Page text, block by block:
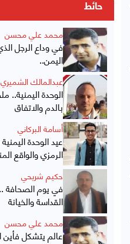
حائط
محمد علي محسن
في وداع الرجل
اليمن..
عبدالمالك الشميري
الوحدة
بالدم والاتفاق
أسامة البركاني
عيد الوحدة
الرمزي والواقع
حكيم شريحي
في يوم الصحافة
القداسة والخيانة
محمد علي محسن
عالم يتشكل